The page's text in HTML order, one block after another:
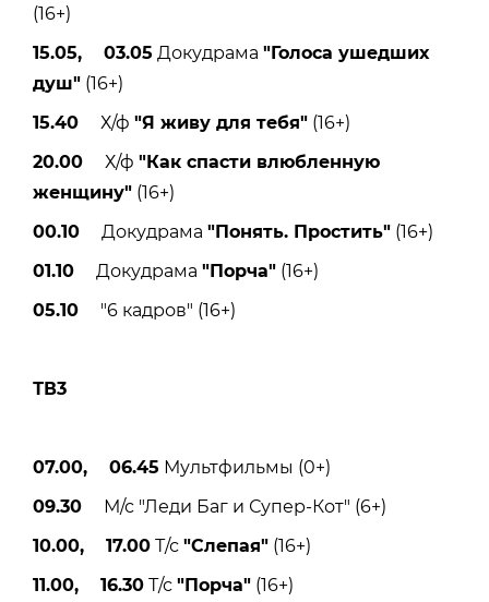
(16+)
15.05, 03.05 Докудрама "Голоса ушедших
душ" (16+)
15.40 Х/ф "Я живу для тебя" (16+)
20.00 Х/ф "Как спасти влюбленную
женщину" (16+)
00.10 Докудрама "Понять. Простить" (16+)
01.10 Докудрама "Порча" (16+)
05.10 "6 кадров" (16+)
ТВ3
07.00, 06.45 Мультфильмы (0+)
09.30 М/с "Леди Баг и Супер-Кот" (6+)
10.00, 17.00 Т/с "Слепая" (16+)
11.00, 16.30 Т/с "Порча" (16+)